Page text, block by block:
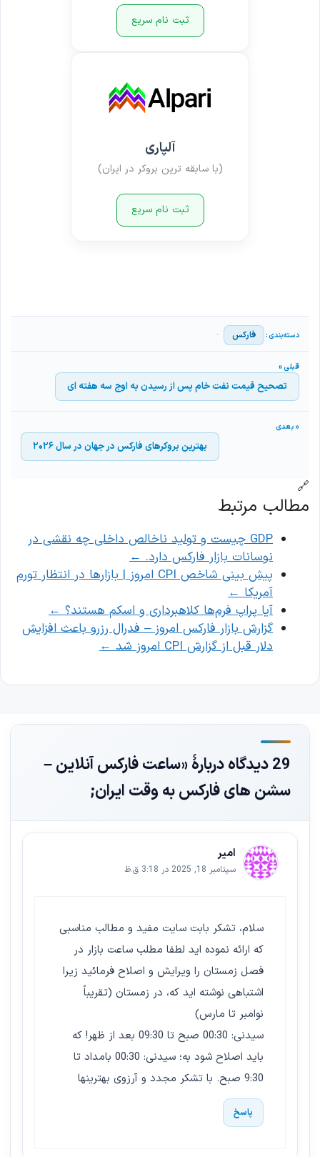
ثبت نام سریع
آلپاری
(با سابقه ترین بروکر در ایران)
ثبت نام سریع
فارکس
تصحیح قیمت نفت خام پس از رسیدن به اوج سه هفته ای
بهترین بروکرهای فارکس در جهان در سال ۲۰۲۶
🔗
مطالب مرتبط
GDP چیست و تولید ناخالص داخلی چه نقشی در
نوسانات بازار فارکس دارد. ←
پیش بینی شاخص CPI امروز | بازارها در انتظار تورم
آمریکا ←
آیا پراپ فرم‌ها کلاهبرداری و اسکم هستند؟ ←
گزارش بازار فارکس امروز – فدرال رزرو باعث افزایش
دلار قبل از گزارش CPI امروز شد
←
29 دیدگاه دربارهٔ «ساعت فارکس آنلاین –
سشن های فارکس به وقت ایران;
امیر
سپتامبر 18, 2025 در 3:18 ق.ظ
سلام، تشکر بابت سایت مفید و مطالب مناسبی
که ارائه نموده اید لطفا مطلب ساعت بازار در
فصل زمستان را ویرایش و اصلاح فرمائید زیرا
اشتباهی نوشته اید که، در زمستان (تقریباً
نوامبر تا مارس)
سیدنی: 00:30 صبح تا 09:30 بعد از ظهر! که
باید اصلاح شود به؛ سیدنی: 00:30 بامداد تا
9:30 صبح. با تشکر مجدد و آرزوی بهترینها
پاسخ